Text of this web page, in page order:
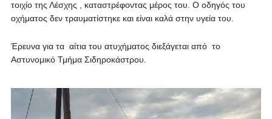
τοιχίο της Λέσχης , καταστρέφοντας μέρος του. Ο οδηγός του
οχήματος δεν τραυματίστηκε και είναι καλά στην υγεία του.
Έρευνα για τα αίτια του ατυχήματος διεξάγεται από το
Αστυνομικό Τμήμα Σιδηροκάστρου.